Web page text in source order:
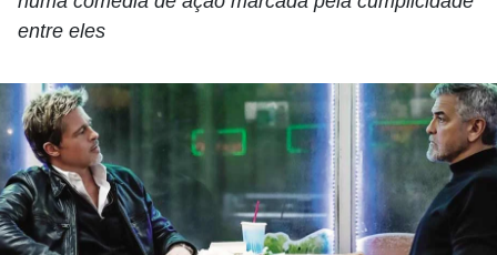
entre eles